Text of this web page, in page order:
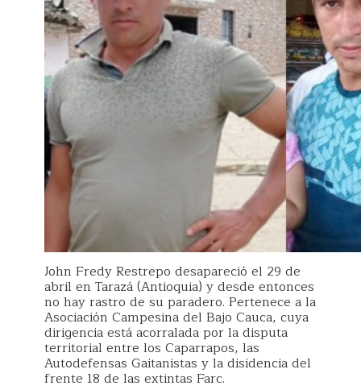
John Fredy Restrepo desapareció el 29 de
abril en Tarazá (Antioquia) y desde entonces
no hay rastro de su paradero. Pertenece a la
Asociación Campesina del Bajo Cauca, cuya
dirigencia está acorralada por la disputa
territorial entre los Caparrapos, las
Autodefensas Gaitanistas y la disidencia del
frente 18 de las extintas Farc.